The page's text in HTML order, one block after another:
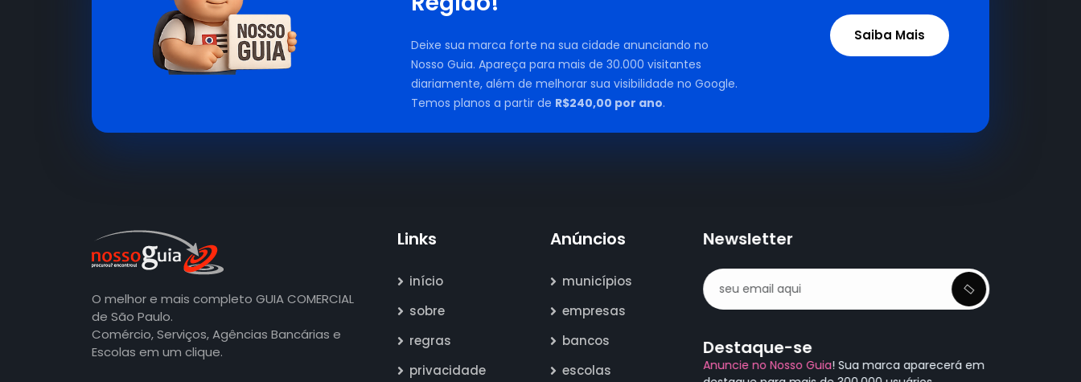
Deixe sua marca forte na sua cidade anunciando no
Nosso Guia. Apareça para mais de 30.000 visitantes
diariamente, além de melhorar sua visibilidade no Google.
Temos planos a partir de R$240,00 por ano.
Saiba Mais
O melhor e mais completo GUIA COMERCIAL
de São Paulo.
Comércio, Serviços, Agências Bancárias e
Escolas em um clique.
Links
início
sobre
regras
privacidade
Anúncios
municípios
empresas
bancos
escolas
Newsletter
Destaque-se
Anuncie no Nosso Guia! Sua marca aparecerá em